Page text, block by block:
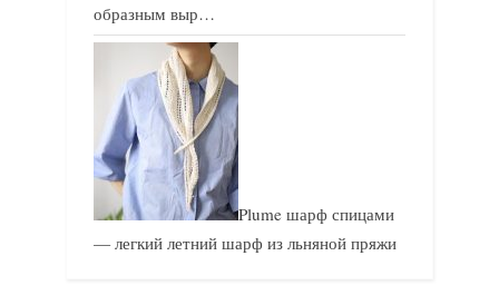
образным выр…
Plume шарф спицами
— легкий летний шарф из льняной пряжи